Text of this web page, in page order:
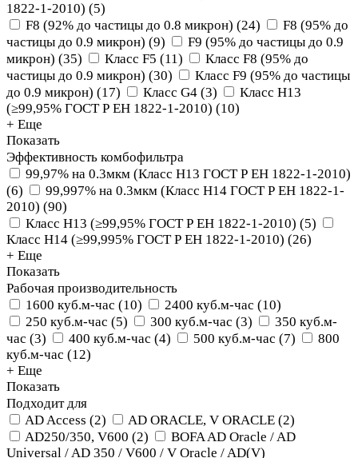
1822-1-2010) (5)
F8 (92% до частицы до 0.8 микрон) (24)
F8 (95% до
частицы до 0.9 микрон) (9)
F9 (95% до частицы до 0.9
микрон) (35) Класс F5 (11)
Класс F8 (95% до
частицы до 0.9 микрон) (30)
Класс F9 (95% до частицы
до 0.9 микрон) (17) Класс G4 (3)
Класс Н13
(≥99,95% ГОСТ Р ЕН 1822-1-2010) (10)
+ Еще
Показать
Эффективность комбофильтра
99,97% на 0.3мкм (Класс Н13 ГОСТ Р ЕН 1822-1-2010)
(6)
99,997% на 0.3мкм (Класс Н14 ГОСТ Р ЕН 1822-1-
2010) (90)
Класс Н13 (≥99,95% ГОСТ Р ЕН 1822-1-2010) (5)
Класс Н14 (≥99,995% ГОСТ Р ЕН 1822-1-2010) (26)
+ Еще
Показать
Рабочая производительность
1600 куб.м-час (10) 2400 куб.м-час (10)
250 куб.м-час (5) 300 куб.м-час (3)
350 куб.м-
час (3) 400 куб.м-час (4) 500 куб.м-час (7)
800
куб.м-час (12)
+ Еще
Показать
Подходит для
AD Access (2) AD ORACLE, V ORACLE (2)
AD250/350, V600 (2)
BOFA AD Oracle / AD
Universal / AD 350 / V600 / V Oracle / AD(V)